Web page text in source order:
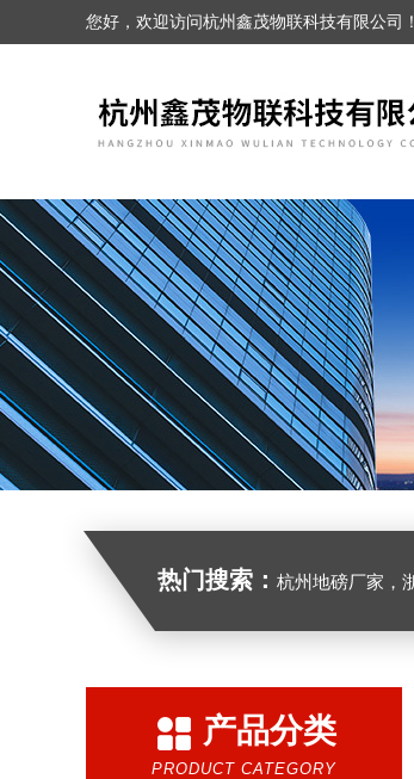
您好，欢迎访问杭州鑫茂物联科技有限公司！
热门搜索： 杭州地磅厂家，浙江
产品分类
PRODUCT CATEGORY